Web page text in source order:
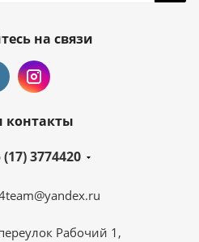
на связи
(17) 3774420
Рабочий 1,